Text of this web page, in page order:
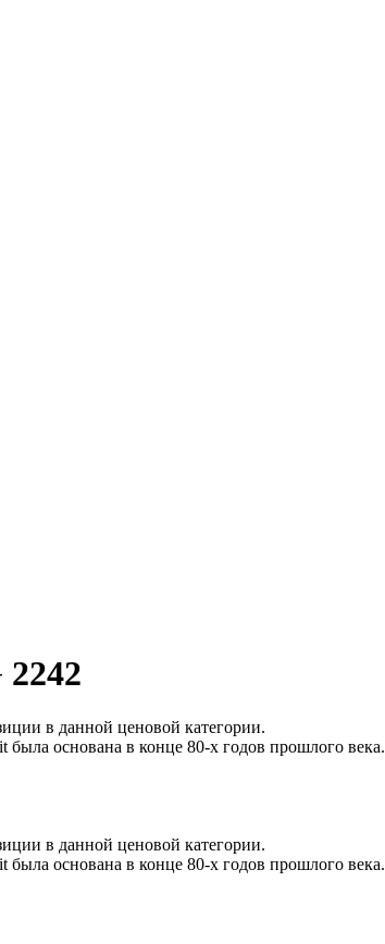
в данной ценовой категории.
основана в конце 80-х годов прошлого века.
в данной ценовой категории.
основана в конце 80-х годов прошлого века.